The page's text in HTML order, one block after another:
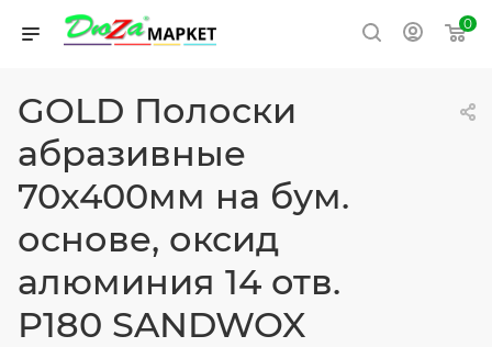
0
GOLD Полоски
абразивные
70x400мм на бум.
основе, оксид
алюминия 14 отв.
P180 SANDWOX